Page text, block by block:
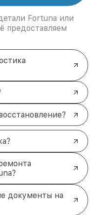
Fortuna или
предоставляем
документы на